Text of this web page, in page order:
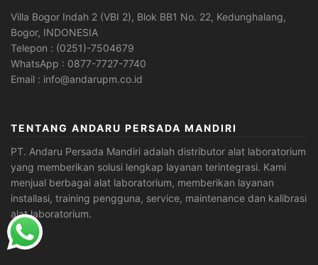
Villa Bogor Indah 2 (VBI 2), Blok BB1 No. 22, Kedunghalang,
Bogor, INDONESIA
Telepon : (0251)-7504679
WhatsApp : 0877-7727-7740
Email : info@andarupm.co.id
TENTANG ANDARU PERSADA MANDIRI
PT. Andaru Persada Mandiri adalah distributor alat laboratorium
yang memberikan solusi lengkap layanan terintegrasi. Kami
menjual berbagai alat laboratorium, memberikan layanan
installasi, training pengguna, service, maintenance dan kalibrasi
alat laboratorium.